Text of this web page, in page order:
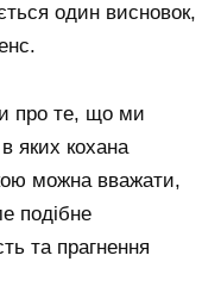
один висновок,
про те, що ми
яких кохана
можна вважати,
подібне
та прагнення